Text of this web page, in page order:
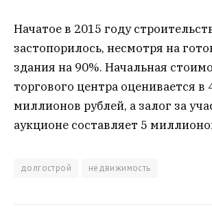
Начатое в 2015 году
застопорилось, несмотря на
здания на 90%. Начальная
торгового центра оценивается в
миллионов рублей, а залог за
аукционе составляет 5
долгострой недвижимость